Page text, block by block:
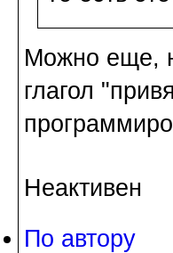
Можно еще,
глагол
Неактивен
По автору